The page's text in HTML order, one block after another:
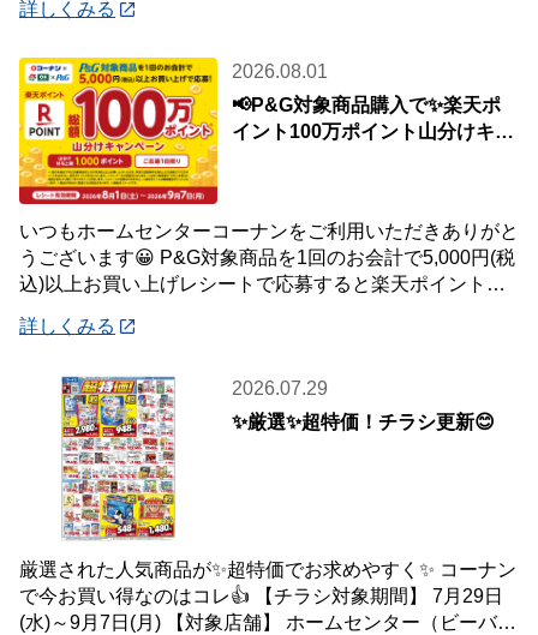
詳しくみる
2026.08.01
📢P&G対象商品購入で✨楽天ポ
イント100万ポイント山分けキャ
いつもホームセンターコーナンをご利用いただきありがと
うございます😀 P&G対象商品を1回のお会計で5,000円(税
込)以上お買い上げレシートで応募すると楽天ポイント総
詳しくみる
2026.07.29
✨厳選✨超特価！チラシ更新😊
厳選された人気商品が✨超特価でお求めやすく✨ コーナン
で今お買い得なのはコレ👍 【チラシ対象期間】 7月29日
(水)～9月7日(月) 【対象店舗】 ホームセンター（ビーバー